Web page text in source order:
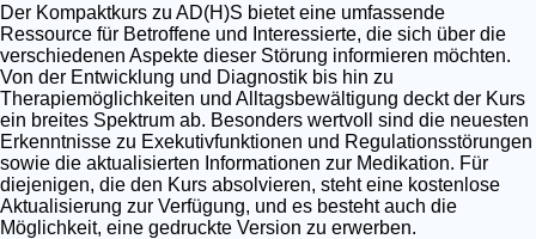
Der Kompaktkurs zu AD(H)S bietet eine umfassende
Ressource für Betroffene und Interessierte, die sich über die
verschiedenen Aspekte dieser Störung informieren möchten.
Von der Entwicklung und Diagnostik bis hin zu
Therapiemöglichkeiten und Alltagsbewältigung deckt der Kurs
ein breites Spektrum ab. Besonders wertvoll sind die neuesten
Erkenntnisse zu Exekutivfunktionen und Regulationsstörungen
sowie die aktualisierten Informationen zur Medikation. Für
diejenigen, die den Kurs absolvieren, steht eine kostenlose
Aktualisierung zur Verfügung, und es besteht auch die
Möglichkeit, eine gedruckte Version zu erwerben.